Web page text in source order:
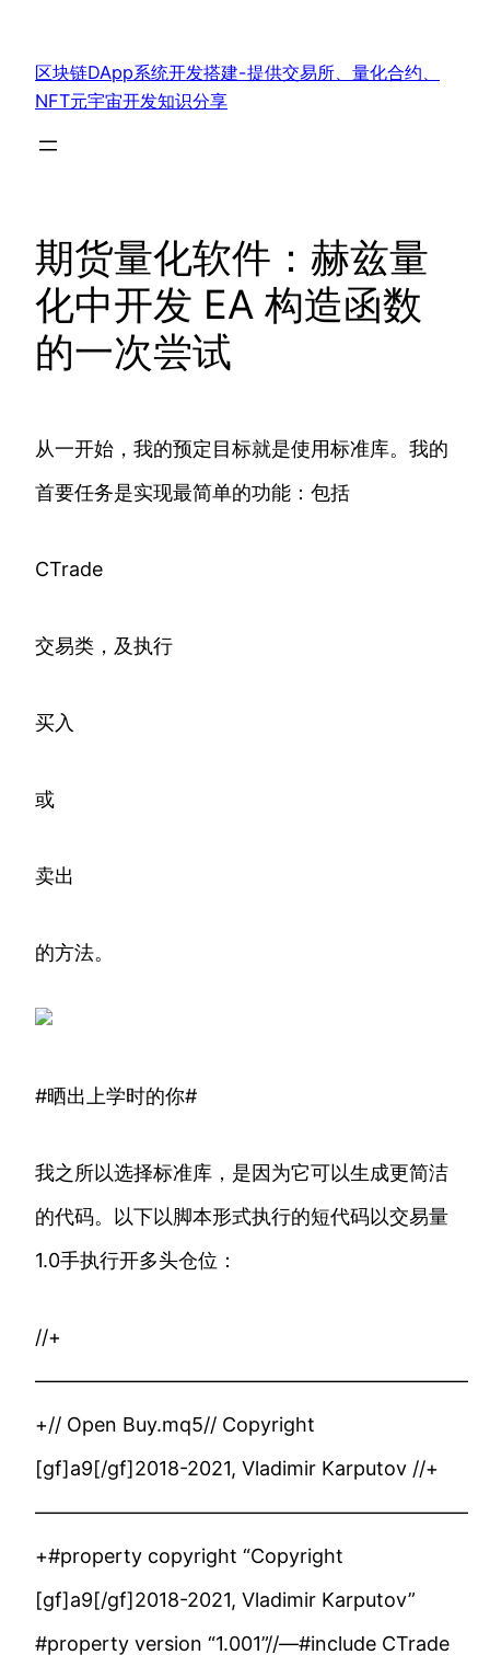
区块链DApp系统开发搭建-提供交易所、量化合约、
NFT元宇宙开发知识分享
期货量化软件：赫兹量
化中开发 EA 构造函数
的一次尝试
从一开始，我的预定目标就是使用标准库。我的
首要任务是实现最简单的功能：包括
CTrade
交易类，及执行
买入
或
卖出
的方法。
#晒出上学时的你#
我之所以选择标准库，是因为它可以生成更简洁
的代码。以下以脚本形式执行的短代码以交易量
1.0手执行开多头仓位：
//+
——————————————————————
+// Open Buy.mq5// Copyright
[gf]a9[/gf]2018-2021, Vladimir Karputov //+
——————————————————————
+#property copyright “Copyright
[gf]a9[/gf]2018-2021, Vladimir Karputov”
#property version “1.001”//—#include CTrade